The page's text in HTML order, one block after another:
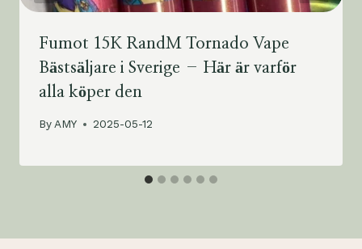
Fumot 15K RandM Tornado Vape
Bästsäljare i Sverige – Här är varför
alla köper den
By AMY 2025-05-12